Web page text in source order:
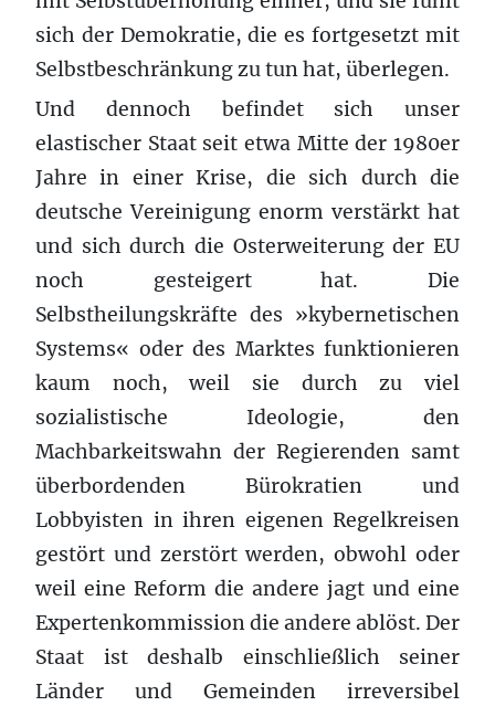
sich der Demokratie, die es fortgesetzt mit
Selbstbeschränkung zu tun hat, überlegen.
Und dennoch befindet sich unser
elastischer Staat seit etwa Mitte der 1980er
Jahre in einer Krise, die sich durch die
deutsche Vereinigung enorm verstärkt hat
und sich durch die Osterweiterung der EU
noch gesteigert hat. Die
Selbstheilungskräfte des »kybernetischen
Systems« oder des Marktes funktionieren
kaum noch, weil sie durch zu viel
sozialistische Ideologie, den
Machbarkeitswahn der Regierenden samt
überbordenden Bürokratien und
Lobbyisten in ihren eigenen Regelkreisen
gestört und zerstört werden, obwohl oder
weil eine Reform die andere jagt und eine
Expertenkommission die andere ablöst. Der
Staat ist deshalb einschließlich seiner
Länder und Gemeinden irreversibel